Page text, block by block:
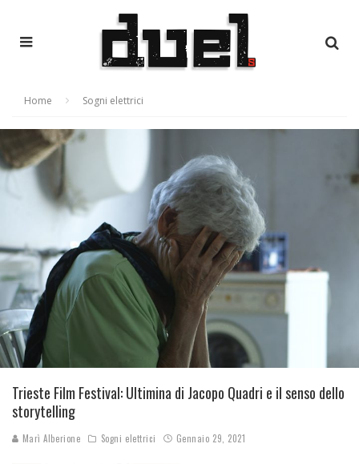
Home Sogni elettrici
Trieste Film Festival: Ultimina di Jacopo Quadri e il senso dello
storytelling
Marì Alberione Sogni elettrici Gennaio 29, 2021